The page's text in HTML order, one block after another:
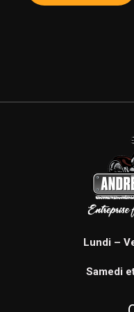
Lundi –
Samedi